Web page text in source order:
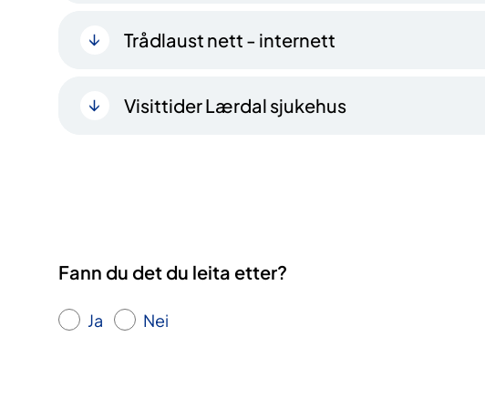
Trådlaust nett - internett
Visittider Lærdal sjukehus
Fann du det du leita etter?
Ja Nei